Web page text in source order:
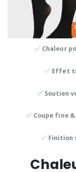
✅ Chaleur
✅ Effet
✅ Soutien
✅Coupe fine
✅ Finition